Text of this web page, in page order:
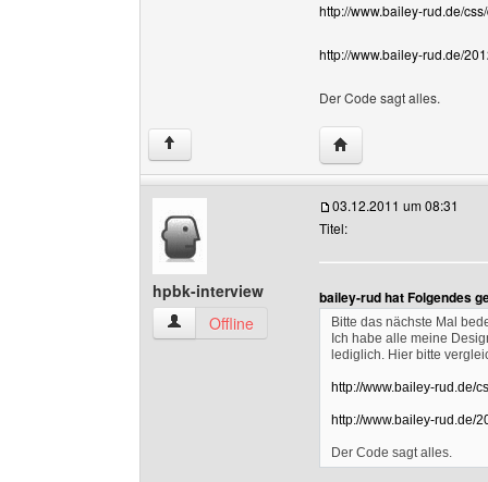
http://www.bailey-rud.de/
http://www.bailey-rud.de/
Der Code sagt alles.
↑ Website dieses
hpbk-interview
hpbk-interview Benutzer-Profile anzeigen
Offline
03.12.2011 um 08:31
Titel:
bailey-rud hat Folgendes
Bitte das nächste Mal
Ich habe alle meine
lediglich. Hier bitte
http://www.bailey-rud.de/
http://www.bailey-rud.de/
Der Code sagt alles.